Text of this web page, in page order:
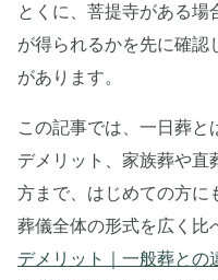
とくに、菩提寺がある場
が得られるかを先に確認
があります。
この記事では、一日葬と
デメリット、家族葬や直
方まで、はじめての方に
葬儀全体の形式を広く比
デメリット｜一般葬との